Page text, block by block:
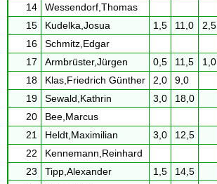
14
Wessendorf,Thomas
15
Kudelka,Josua 1,5 11,0 2,5
16
Schmitz,Edgar
17
Armbrüster,Jürgen 0,5 11,5 1,0
18
Klas,Friedrich Günther 2,0 9,0
19
Sewald,Kathrin 3,0
18,0
20
Bee,Marcus
21
Heldt,Maximilian 3,0
12,5
22
Kennemann,Reinhard
23
Tipp,Alexander 1,5 14,5